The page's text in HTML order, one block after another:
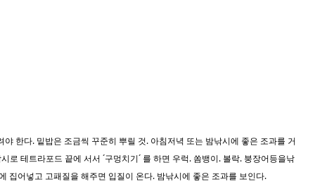
한다. 밑밥은 조금씩 꾸준히 뿌릴 것. 아침저녁 또는 밤낚시에 좋은 조과를 거
테트라포드 끝에 서서 ´구멍치기´ 를 하면 우럭. 쏨뱅이. 볼락. 붕장어등을낚
집어넣고 고패질을 해주면 입질이 온다. 밤낚시에 좋은 조과를 보인다.